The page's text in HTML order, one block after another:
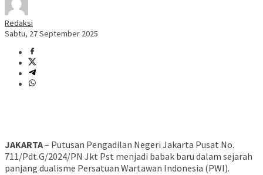
Redaksi
Sabtu, 27 September 2025
JAKARTA– Putusan Pengadilan Negeri Jakarta Pusat No.
711/Pdt.G/2024/PN Jkt Pst menjadi babak baru dalam sejarah
panjang dualisme Persatuan Wartawan Indonesia (PWI).